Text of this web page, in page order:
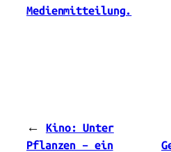
Medienmitteilung.
←
Kino: Unter
Pflanzen – ein